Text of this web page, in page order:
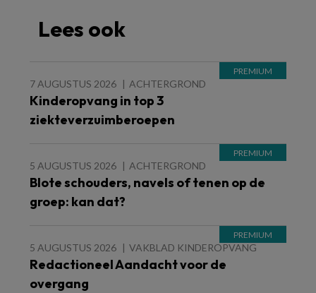
Lees ook
7 AUGUSTUS 2026 ACHTERGROND
Kinderopvang in top 3
ziekteverzuimberoepen
5 AUGUSTUS 2026 ACHTERGROND
Blote schouders, navels of tenen op de
groep: kan dat?
5 AUGUSTUS 2026 VAKBLAD KINDEROPVANG
Redactioneel Aandacht voor de
overgang